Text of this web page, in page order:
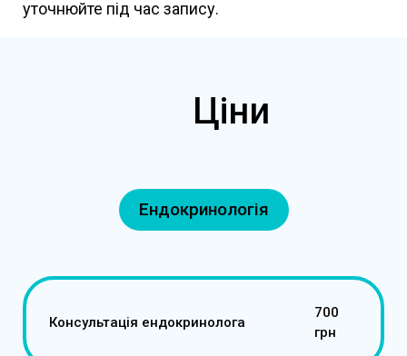
уточнюйте під час запису.
Ціни
Ендокринологія
Консультація ендокринолога
700
грн